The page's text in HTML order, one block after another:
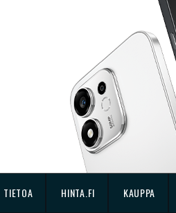
TIETOA HINTA.FI KAUPPA